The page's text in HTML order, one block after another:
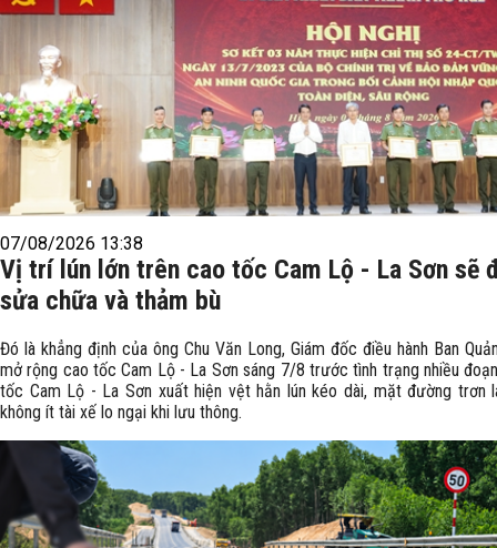
07/08/2026 13:38
Vị trí lún lớn trên cao tốc Cam Lộ - La Sơn sẽ
sửa chữa và thảm bù
Đó là khẳng định của ông Chu Văn Long, Giám đốc điều hành Ban
mở rộng cao tốc Cam Lộ - La Sơn sáng 7/8 trước tình trạng nhiều
tốc Cam Lộ - La Sơn xuất hiện vệt hằn lún kéo dài, mặt đường trơn
không ít tài xế lo ngại khi lưu thông.